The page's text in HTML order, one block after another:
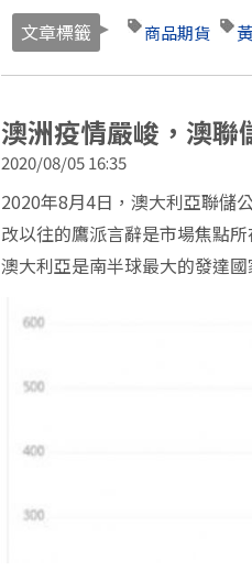
文章標籤 商品期貨
澳洲疫情嚴峻，澳聯
2020/08/05 16:35
2020年8月4日，澳大利亞聯儲
改以往的鷹派言辭是市場焦點所
澳大利亞是南半球最大的發達